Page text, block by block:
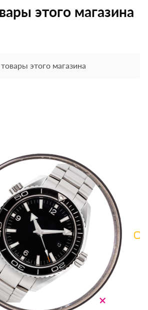
этого магазина
этого магазина